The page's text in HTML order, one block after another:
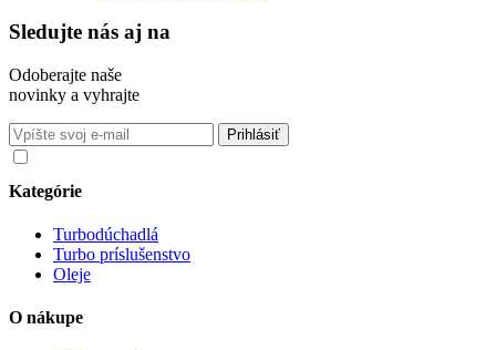
Sledujte nás aj na
Odoberajte naše
novinky a vyhrajte
Kategórie
Turbodúchadlá
Turbo príslušenstvo
Oleje
O nákupe